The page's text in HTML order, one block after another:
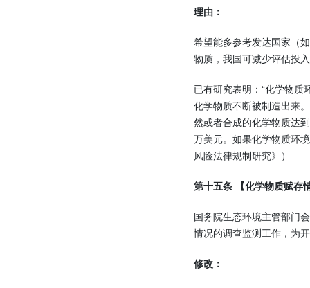
理由：
希望能多参考发达国家（
物质，我国可减少评估投
已有研究表明：“化学物
化学物质不断被制造出来
然或者合成的化学物质达
万美元。如果化学物质环
风险法律规制研究》）
第十五条 【化学物质赋存
国务院生态环境主管部门
情况的调查监测工作，为
修改：